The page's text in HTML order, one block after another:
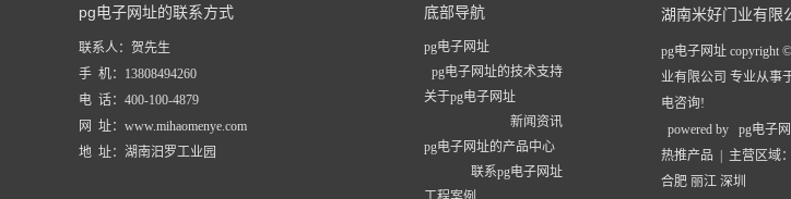
pg电子网址的联系方式
联系人：贺先生
手 机：13808494260
电 话：400-100-4879
网 址：www.mihaomenye.com
地 址：湖南汨罗工业园
底部导航
pg电子网址
pg电子网址的技术支持
关于pg电子网址
新闻资讯
pg电子网址的产品中心
联系pg电子网址
湖南米好门业有限
pg电子网址 copyright
业有限公司 专业从事
电咨询!
powered by pg电子
热推产品 | 主营区域：
合肥 丽江 深圳